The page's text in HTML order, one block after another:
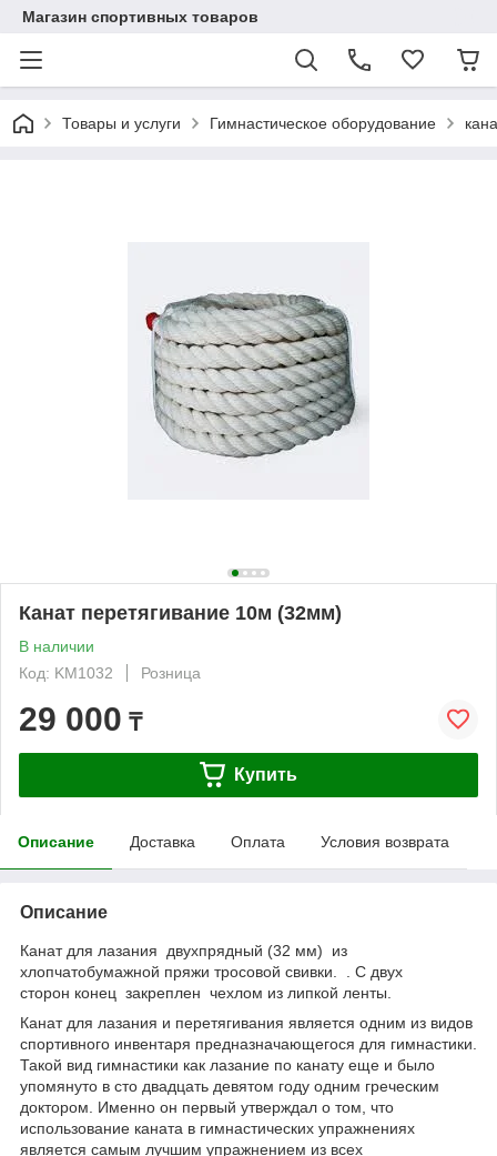
Магазин спортивных товаров
Товары и услуги Гимнастическое оборудование
Канат перетягивание 10м (32мм)
В наличии
Код: KM1032
Розница
29 000 ₸
Купить
Описание Доставка Оплата Условия возврата
Описание
Канат для лазания двухпрядный (32 мм) из
хлопчатобумажной пряжи тросовой свивки. . С двух
сторон конец закреплен чехлом из липкой ленты.
Канат для лазания и перетягивания является одним из видов
спортивного инвентаря предназначающегося для гимнастики.
Такой вид гимнастики как лазание по канату еще и было
упомянуто в сто двадцать девятом году одним греческим
доктором. Именно он первый утверждал о том, что
использование каната в гимнастических упражнениях
является самым лучшим упражнением из всех